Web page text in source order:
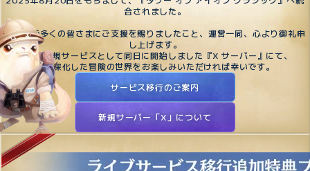
合されました。
これまで多くの皆さまにご支援を賜りましたこと、運営一同、心より御礼申
し上げます。
今後は新規サービスとして同日に開始しました『X サーバー』にて、
より深化した冒険の世界をお楽しみいただければ幸いです。
サービス移行のご案内
新規サーバー「X」について